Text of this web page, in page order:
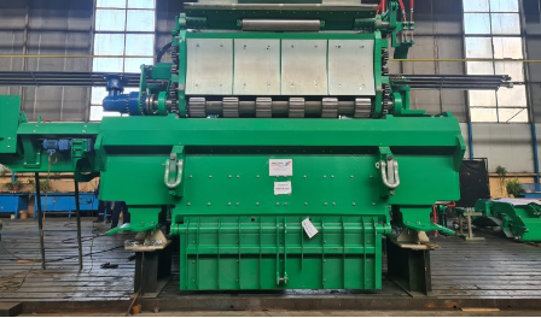
Pentru a asigura disponibilitate ridicată, RS6426xs+ este
echipat cu redundanță hardware, inclusiv surse de
alimentare duble, și oferă suport pentru Synology High
Availability, care permite failover la nivel de minute.
Administrarea și mentenanța sunt simplificate prin
suportul pentru unități hot-swappable și extinderea
online a volumelor, în timp ce managementul out-of-
band permite administratorilor să depaneze sistemele
de la distanță, inclusiv atunci când acestea sunt oprite.